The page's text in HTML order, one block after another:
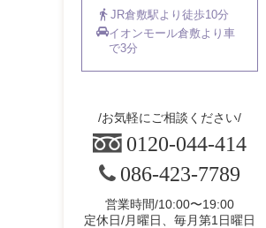
JR倉敷駅より徒歩10分
イオンモール倉敷より車
で3分
お気軽にご相談ください
0120-044-414
086-423-7789
営業時間/10:00〜19:00
定休日/月曜日、毎月第1日曜日